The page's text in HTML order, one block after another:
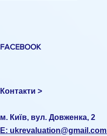
FACEBOOK
Контакти >
м. Київ, вул. Довженка, 2
E: ukrevaluation@gmail.com